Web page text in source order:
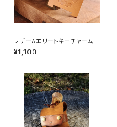
レザーΔエリートキーチャーム
¥1,100